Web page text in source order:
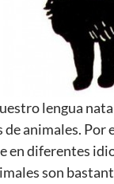
lengua
animales. Por
en diferentes
son